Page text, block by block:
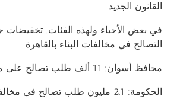
القانون الجديد
في بعض الأحياء ولهذه الفئات.. تخفيضات
التصالح في مخالفات البناء بالقاهرة
محافظ أسوان: 11 ألف طلب تصالح على مخالفات البناء
الحكومة: 2.1 مليون طلب تصالح فى